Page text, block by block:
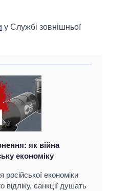
у Службі зовнішньої
як війна
економіку
російської економіки
відліку, санкції душать